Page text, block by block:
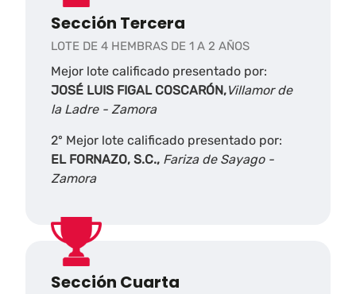
Sección Tercera
LOTE DE 4 HEMBRAS DE 1 A 2 AÑOS
Mejor lote calificado presentado por:
JOSÉ LUIS FIGAL COSCARÓN,Villamor de
la Ladre - Zamora
2º Mejor lote calificado presentado por:
EL FORNAZO, S.C., Fariza de Sayago -
Zamora
Sección Cuarta